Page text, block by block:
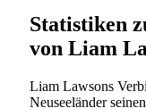
Statistiken
von Liam
Liam Lawsons
Neuseeländer